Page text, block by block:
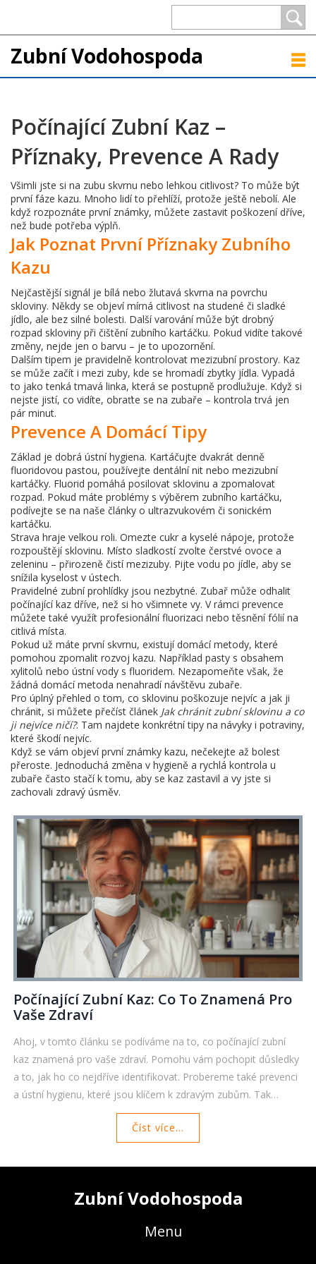
Zubní Vodohospoda
Počínající Zubní Kaz –
Příznaky, Prevence A Rady
Všimli jste si na zubu skvrnu nebo lehkou citlivost? To může být
první fáze kazu. Mnoho lidí to přehlíží, protože ještě nebolí. Ale
když rozpoznáte první známky, můžete zastavit poškození dříve,
než bude potřeba výplň.
Jak Poznat První Příznaky Zubního
Kazu
Nejčastější signál je bílá nebo žlutavá skvrna na povrchu
skloviny. Někdy se objeví mírná citlivost na studené či sladké
jídlo, ale bez silné bolesti. Další varování může být drobný
rozpad skloviny při čištění zubního kartáčku. Pokud vidíte takové
změny, nejde jen o barvu – je to upozornění.
Dalším tipem je pravidelně kontrolovat mezizubní prostory. Kaz
se může začít i mezi zuby, kde se hromadí zbytky jídla. Vypadá
to jako tenká tmavá linka, která se postupně prodlužuje. Když si
nejste jistí, co vidíte, obraťte se na zubaře – kontrola trvá jen
pár minut.
Prevence A Domácí Tipy
Základ je dobrá ústní hygiena. Kartáčujte dvakrát denně
fluoridovou pastou, používejte dentální nit nebo mezizubní
kartáčky. Fluorid pomáhá posilovat sklovinu a zpomalovat
rozpad. Pokud máte problémy s výběrem zubního kartáčku,
podívejte se na naše články o ultrazvukovém či sonickém
kartáčku.
Strava hraje velkou roli. Omezte cukr a kyselé nápoje, protože
rozpouštějí sklovinu. Místo sladkostí zvolte čerstvé ovoce a
zeleninu – přirozeně čistí mezizuby. Pijte vodu po jídle, aby se
snížila kyselost v ústech.
Pravidelné zubní prohlídky jsou nezbytné. Zubař může odhalit
počínající kaz dříve, než si ho všimnete vy. V rámci prevence
můžete také využít profesionální fluorizaci nebo těsnění fólií na
citlivá místa.
Pokud už máte první skvrnu, existují domácí metody, které
pomohou zpomalit rozvoj kazu. Například pasty s obsahem
xylitolů nebo ústní vody s fluoridem. Nezapomeňte však, že
žádná domácí metoda nenahradí návštěvu zubaře.
Pro úplný přehled o tom, co sklovinu poškozuje nejvíc a jak ji
chránit, si můžete přečíst článek Jak chránit zubní sklovinu a co
ji nejvíce ničí?. Tam najdete konkrétní tipy na návyky i potraviny,
které škodí nejvíc.
Když se vám objeví první známky kazu, nečekejte až bolest
přeroste. Jednoduchá změna v hygieně a rychlá kontrola u
zubaře často stačí k tomu, aby se kaz zastavil a vy jste si
zachovali zdravý úsměv.
Počínající Zubní Kaz: Co To Znamená Pro
Vaše Zdraví
Ahoj, v tomto článku se podíváme na to, co počínající zubní
kaz znamená pro vaše zdraví. Pomohu vám pochopit důsledky
a to, jak ho co nejdříve identifikovat. Probereme také prevenci
a ústní hygienu, které jsou klíčem k zdravým zubům. Tak
pojďme se společně dozvědět více o tomto důležitém tématu!
Číst více...
Zubní Vodohospoda
Menu